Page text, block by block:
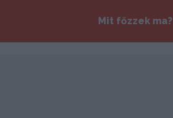
Mit főzzek ma?